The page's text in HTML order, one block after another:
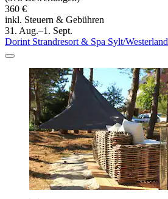
360 €
inkl. Steuern & Gebühren
31. Aug.–1. Sept.
Dorint Strandresort & Spa Sylt/Westerland